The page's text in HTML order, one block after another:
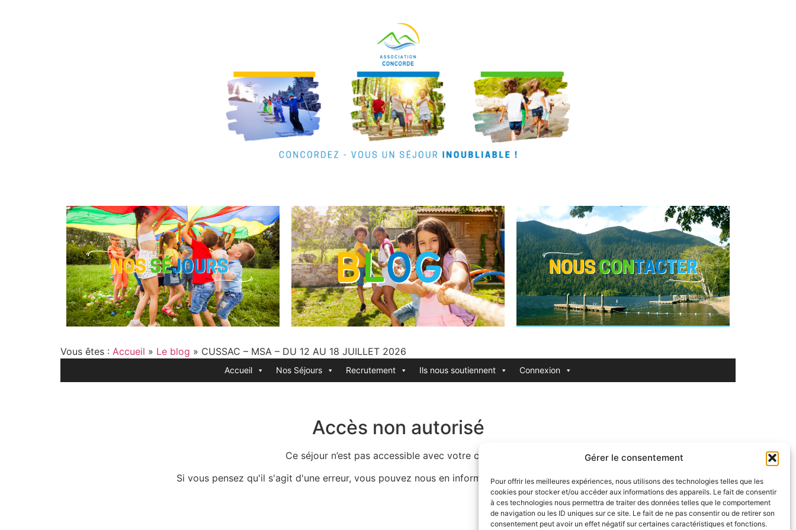
Gérer le consentement
Pour offrir les meilleures expériences, nous utilisons des technologies telles que les
cookies pour stocker et/ou accéder aux informations des appareils. Le fait de consentir
à ces technologies nous permettra de traiter des données telles que le comportement
de navigation ou les ID uniques sur ce site. Le fait de ne pas consentir ou de retirer son
consentement peut avoir un effet négatif sur certaines caractéristiques et fonctions.
Vous êtes : Accueil » Le blog » CUSSAC – MSA – DU 12 AU 18 JUILLET 2026
Accueil Nos Séjours Recrutement Ils nous soutiennent Connexion
Accès non autorisé
Ce séjour n’est pas accessible avec votre compte.
Si vous pensez qu'il s'agit d'une erreur, vous pouvez nous en informer via le formulaire de contact.